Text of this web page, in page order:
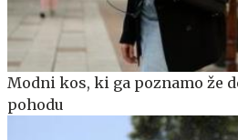
Modni kos, ki ga poznamo že
pohodu